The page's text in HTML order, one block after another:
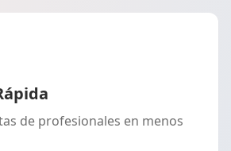
de profesionales en menos